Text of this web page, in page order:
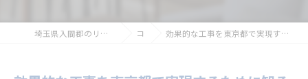
埼玉県入間郡のリフォームなら一般社団法人真面目リホーム コラム 効果的な工事を東京都で実現するために知るべき口が達者な職人ほど作業はできない現場の真実